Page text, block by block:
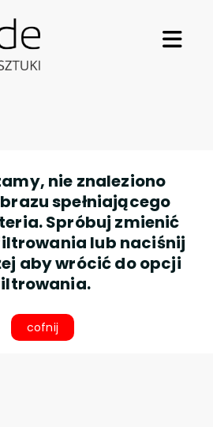
nie znaleziono
spełniającego
Spróbuj zmienić
lub naciśnij
aby wrócić do opcji
cofnij